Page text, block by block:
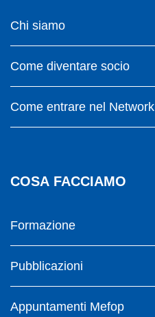
Chi siamo
Come diventare socio
Come entrare nel Network
COSA FACCIAMO
Formazione
Pubblicazioni
Appuntamenti Mefop